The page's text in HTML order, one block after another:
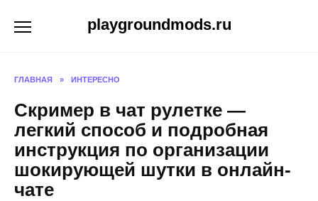
playgroundmods.ru
ГЛАВНАЯ » ИНТЕРЕСНО
Скример в чат рулетке —
легкий способ и подробная
инструкция по организации
шокирующей шутки в онлайн-
чате